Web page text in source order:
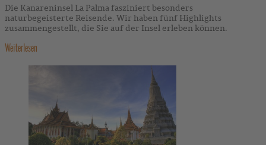
Die Kanareninsel La Palma fasziniert besonders
naturbegeisterte Reisende. Wir haben fünf Highlights
zusammengestellt, die Sie auf der Insel erleben können.
Weiterlesen